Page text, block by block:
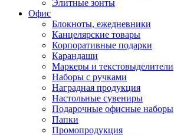
Элитные зонты
Офис
Блокноты, ежедневники
Канцелярские товары
Корпоративные подарки
Карандаши
Маркеры и текстовыделители
Наборы с ручками
Наградная продукция
Настольные сувениры
Подарочные офисные наборы
Папки
Промопродукция